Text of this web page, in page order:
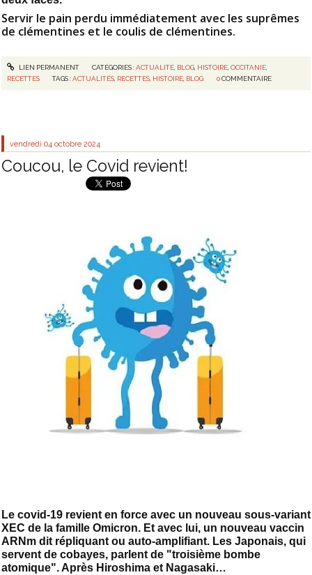
Servir le pain perdu immédiatement avec les suprêmes
de clémentines et le coulis de clémentines.
LIEN PERMANENT CATÉGORIES :ACTUALITÉ, BLOG, HISTOIRE, OCCITANIE,
RECETTES
TAGS :ACTUALITÉS, RECETTES, HISTOIRE, BLOG 0 COMMENTAIRE
vendredi 04 octobre 2024
Coucou, le Covid revient!
Le covid-19 revient en force avec un nouveau sous-variant
XEC de la famille Omicron. Et avec lui, un nouveau vaccin
ARNm dit répliquant ou auto-amplifiant. Les Japonais, qui
servent de cobayes, parlent de "troisième bombe
atomique". Après Hiroshima et Nagasaki…